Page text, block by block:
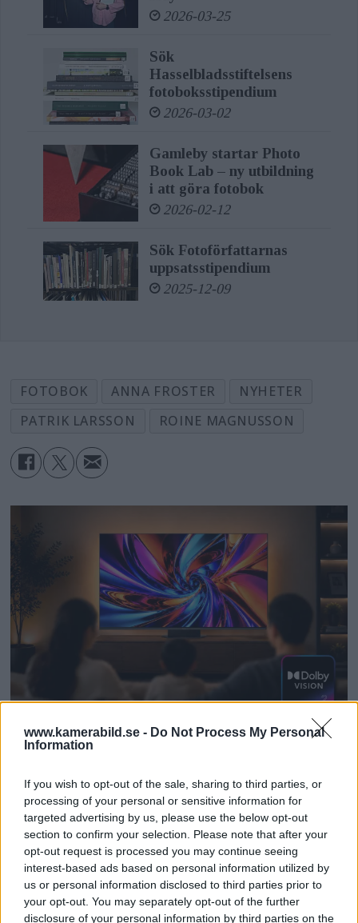
www.kamerabild.se - Do Not Process My Personal
Information
If you wish to opt-out of the sale, sharing to third parties, or
processing of your personal or sensitive information for
targeted advertising by us, please use the below opt-out
section to confirm your selection. Please note that after your
opt-out request is processed you may continue seeing
interest-based ads based on personal information utilized by
us or personal information disclosed to third parties prior to
your opt-out. You may separately opt-out of the further
disclosure of your personal information by third parties on the
2026-03-25
Sök
Hasselbladsstiftelsens
fotoboksstipendium
2026-03-02
Gamleby startar Photo
Book Lab – ny utbildning
i att göra fotobok
2026-02-12
Sök Fotoförfattarnas
uppsatsstipendium
2025-12-09
FOTOBOK ANNA FROSTER
NYHETER
PATRIK LARSSON
ROINE MAGNUSSON
Dolby Vision 2 lanseras –
nästa generation HDR ger
bättre bild
För de som älskar både film och dynamiskt
omfång släpps nu Dolby Vision 2, en ny
bildmotor som analyserar bilden och scenen
och förbättrar den för tittaren.